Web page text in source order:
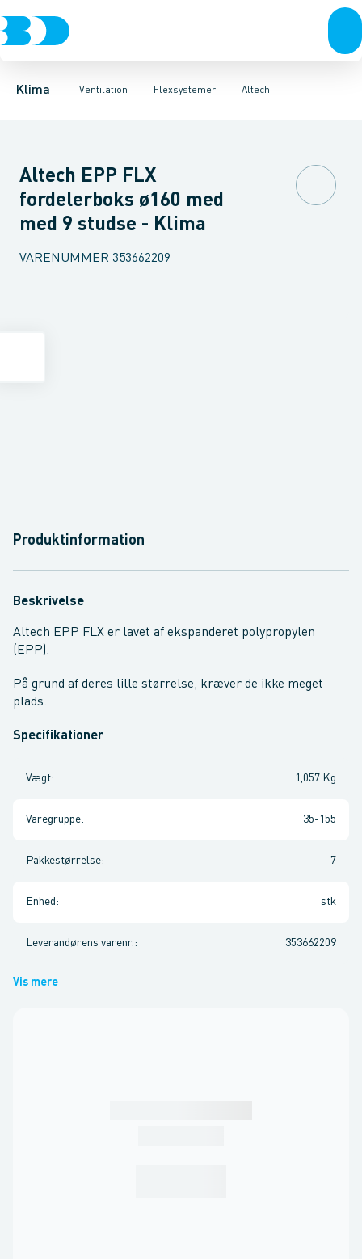
Klima Ventilation
Ventilation VarmepumperElKlimaværktøjBiokedler &
Flexsystemer
Fittings RørSlangerSpjældLyddæmpere Ventiler
Altech
NilanAltech
Altech EPP FLX
fordelerboks ø160 med
med 9 studse - Klima
VARENUMMER 353662209
Produktinformation
Beskrivelse
Altech EPP FLX er lavet af ekspanderet polypropylen
(EPP).
På grund af deres lille størrelse, kræver de ikke meget
plads.
Specifikationer
Vægt: 1,057 Kg
Varegruppe: 35-155
Pakkestørrelse: 7
Enhed : stk
Leverandørens varenr. : 353662209
Vis mere